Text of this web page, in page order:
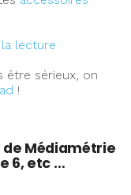
la lecture
être sérieux, on
!
Médiamétrie
6, etc …